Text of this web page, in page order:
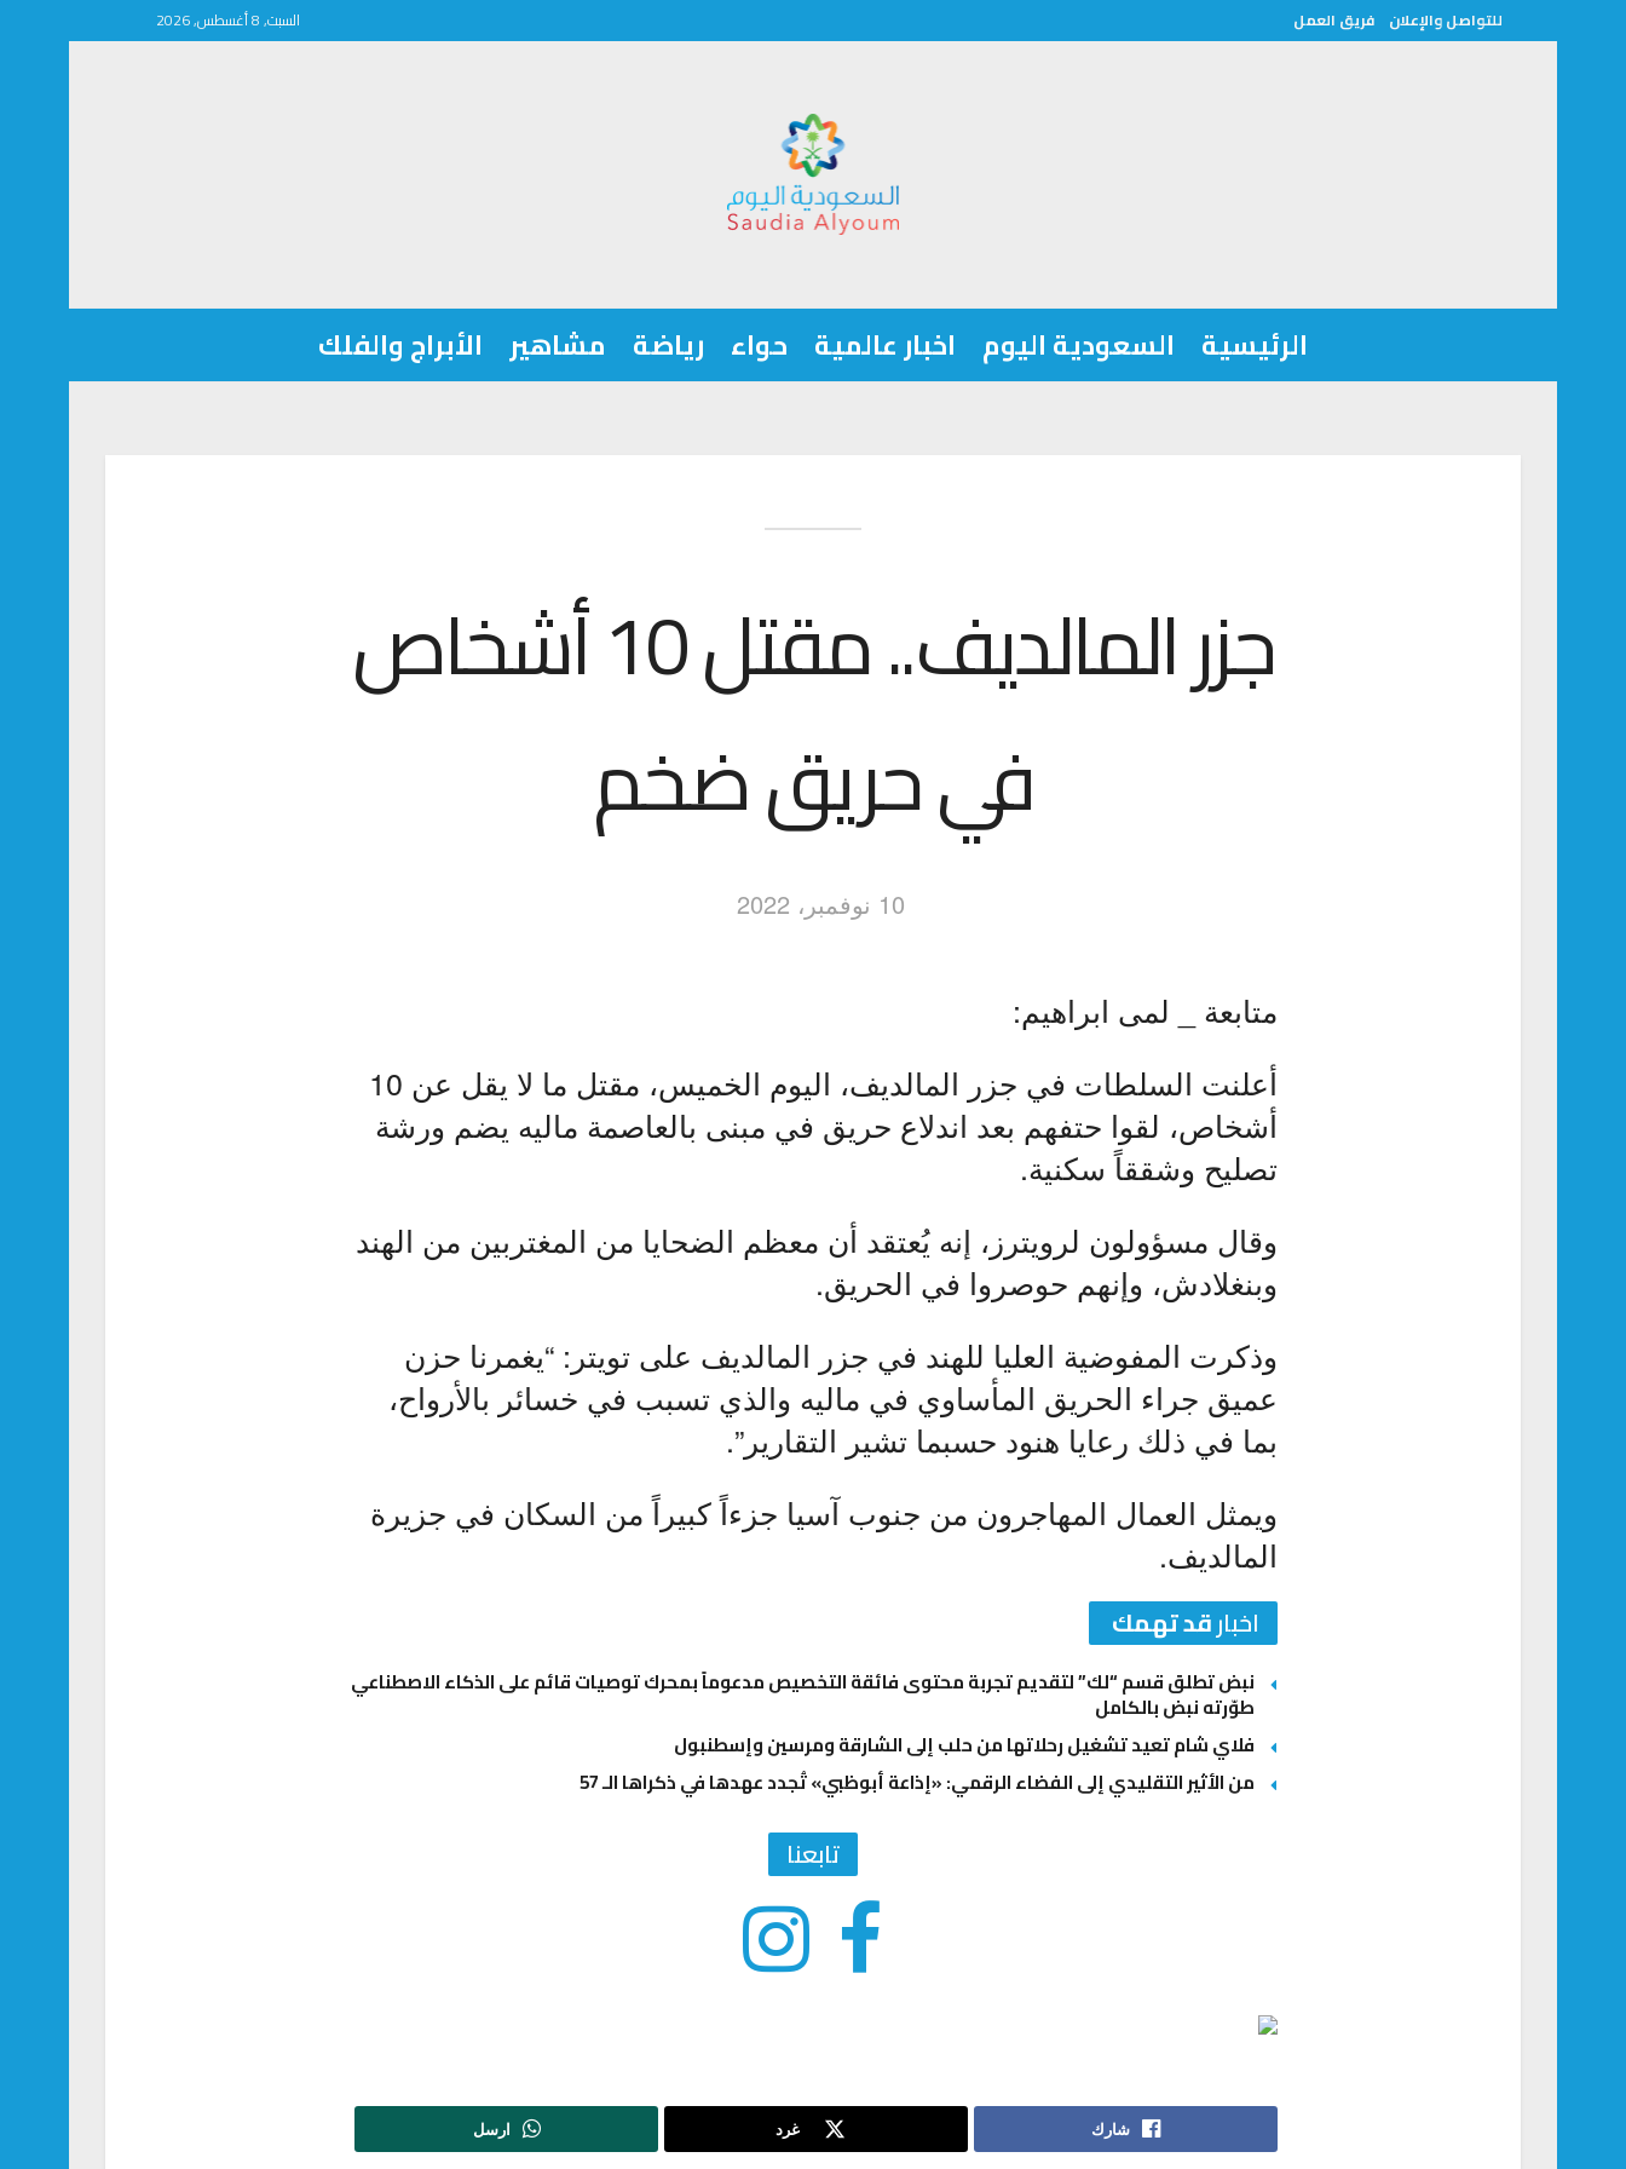
للتواصل والإعلان فريق العمل السبت, 8 أغسطس, 2026
الرئيسية السعودية اليوم اخبار عالمية حواء رياضة مشاهير الأبراج والفلك
جزر المالديف.. مقتل 10 أشخاص
في حريق ضخم
10 نوفمبر، 2022
متابعة _ لمى ابراهيم:
أعلنت السلطات في جزر المالديف، اليوم الخميس، مقتل ما لا يقل عن 10
أشخاص، لقوا حتفهم بعد اندلاع حريق في مبنى بالعاصمة ماليه يضم ورشة
تصليح وشققاً سكنية.
وقال مسؤولون لرويترز، إنه يُعتقد أن معظم الضحايا من المغتربين من الهند
وبنغلادش، وإنهم حوصروا في الحريق.
وذكرت المفوضية العليا للهند في جزر المالديف على تويتر: “يغمرنا حزن
عميق جراء الحريق المأساوي في ماليه والذي تسبب في خسائر بالأرواح،
بما في ذلك رعايا هنود حسبما تشير التقارير”.
ويمثل العمال المهاجرون من جنوب آسيا جزءاً كبيراً من السكان في جزيرة
المالديف.
اخبارقد تهمك
نبض تطلق قسم “لك” لتقديم تجربة محتوى فائقة التخصيص مدعوماً بمحرك توصيات قائم على الذكاء الاصطناعي
طوّرته نبض بالكامل
فلاي شام تعيد تشغيل رحلاتها من حلب إلى الشارقة ومرسين وإسطنبول
من الأثير التقليدي إلى الفضاء الرقمي: «إذاعة أبوظبي» تُجدد عهدها في ذكراها الـ 57
تابعنا
شارك غرد ارسل